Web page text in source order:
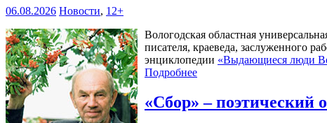
06.08.2026 Новости, 12+
Вологодская областная
писателя, краеведа, заслуженного
энциклопедии «Выдающиеся люди
Подробнее
«Сбор» – поэтический